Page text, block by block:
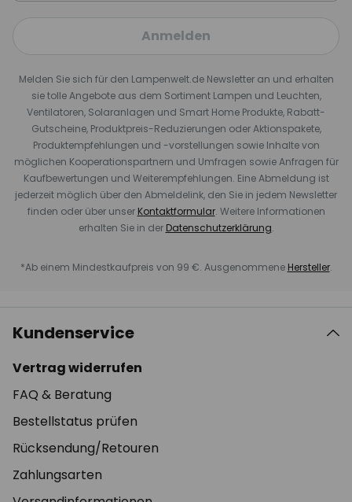
Anmelden
Melden Sie sich für den Lampenwelt.de Newsletter an und erhalten
sie tolle Angebote aus dem Sortiment Lampen und Leuchten,
Ventilatoren, Solaranlagen und Smart Home Produkte, Rabatt-
Gutscheine, Produktpreis-Reduzierungen oder Aktionspakete,
Produktempfehlungen und -vorstellungen sowie Inhalte von
möglichen Kooperationspartnern und Umfragen sowie Anfragen für
Kaufbewertungen und Weiterempfehlungen. Eine Abmeldung ist
jederzeit möglich über den Abmeldelink, den Sie in jedem Newsletter
finden oder über unser Kontaktformular. Weitere Informationen
erhalten Sie in der Datenschutzerklärung.
*Ab einem Mindestkaufpreis von 99 €. Ausgenommene Hersteller.
Kundenservice
Vertrag widerrufen
FAQ & Beratung
Bestellstatus prüfen
Rücksendung/Retouren
Zahlungsarten